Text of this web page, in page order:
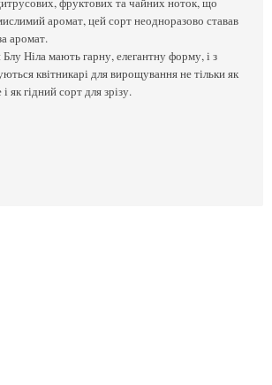
аромат, цей сорт неодноразово ставав
аромат.
Блу Ніла мають гарну, елегантну форму, і з
квітникарі для вирощування не тільки як
як гідний сорт для зрізу.